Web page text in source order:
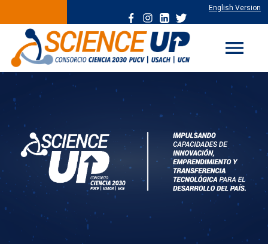
English Version
menu